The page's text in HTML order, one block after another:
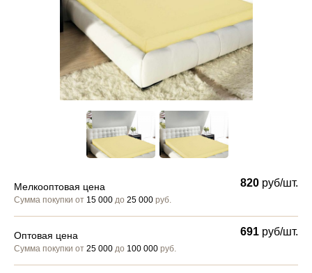
Мелкооптовая цена
Сумма покупки от 15 000 до 25 000 руб.
820 руб/шт.
Оптовая цена
Сумма покупки от 25 000 до 100 000 руб.
691 руб/шт.